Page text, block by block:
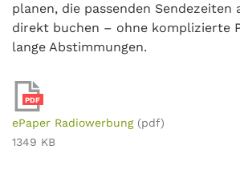
planen, die passenden Sendezeiten
direkt buchen – ohne komplizierte
lange Abstimmungen.
PDF
ePaper Radiowerbung (pdf)
1349 KB